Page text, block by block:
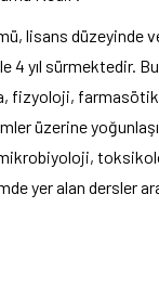
lisans düzeyinde
4 yıl sürmektedir.
fizyoloji,
üzerine
yer alan dersler